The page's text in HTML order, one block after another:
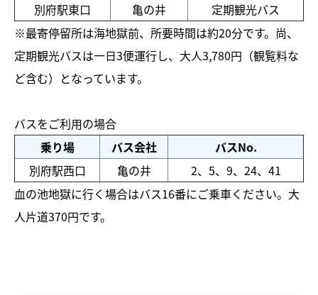
別府駅東口
亀の井
定期観光バス
※最寄停留所は海地獄前、所要時間は約20分です。尚、
定期観光バスは一日3便運行し、大人3,780円（観覧料な
ど含む）となっています。
バスをご利用の場合
乗り場
バス会社
バスNo.
別府駅西口
亀の井
2、5、9、24、41
血の池地獄に行く場合はバス16番にご乗車ください。大
人片道370円です。